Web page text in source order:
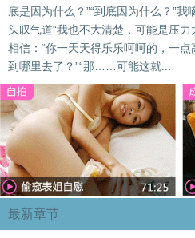
底是因为什么？”“到底因为什么？”
头叹气道“我也不大清楚，可能是压力
相信：“你一天天得乐乐呵呵的，一
到哪里去了？”“那……可能这就...
最新章节